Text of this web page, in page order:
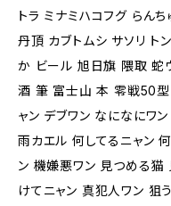
トラ ミナミハコフグ らん
丹頂 カブトムシ サソリ ト
か ビール 旭日旗 隈取 蛇
酒 筆 富士山 本 零戦50型
ャン デブワン なになにワ
雨カエル 何してるニャン
ン 機嫌悪ワン 見つめる猫
けてニャン 真犯人ワン 狙